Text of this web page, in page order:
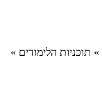
» תוכניות הלימודים »